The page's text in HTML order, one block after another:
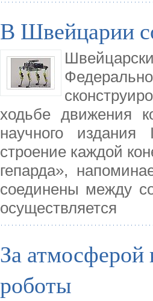
В Швейцарии
ходьбе движения
научного
строение каждой
гепарда»,
соединены между
осуществляется
За атмосферой
роботы